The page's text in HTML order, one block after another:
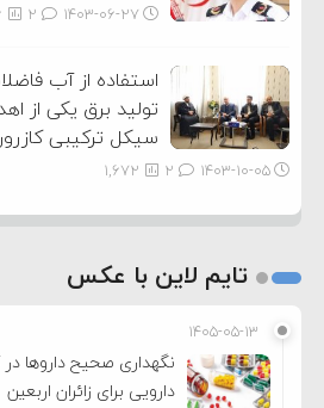
۱۴۰۳-۰۶-۲۷
استفاده از آب
تولید برق یکی از
سیکل ترکیبی
۱۴۰۳-۱۰-۰۵ 1,672
تایم لاین با عکس
۱۴۰۵-۰۵-۱۳
نگهداری صحیح داروها
دارویی برای زائران اربعین